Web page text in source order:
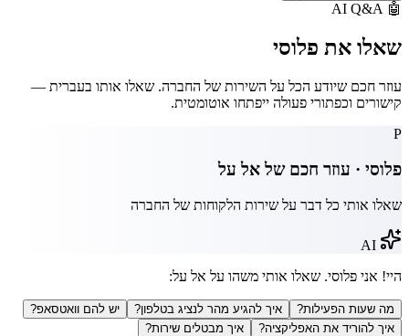
🤖
AI Q&A
שאלו את פלוסי
עוזר חכם שיודע הכל על השירות של החברה. שאלו אותו בעברית —
קישורים וכפתורי פעולה ייפתחו אוטומטית.
P
פלוסי · עוזר חכם שלאל על
שאלו אותי כל דבר על שירות הלקוחות של החברה
היי! אני פלוסי. שאלו אותי משהו על אל על:
מה שעות הפעילות? איך להגיע מהר לנציג בטלפון?
יש להם וואטסאפ?
איך להוריד את האפליקציה?
איך מבטלים שירות?